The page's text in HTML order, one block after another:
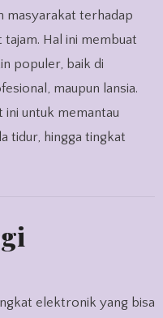
masyarakat terhadap
Hal ini membuat
populer, baik di
maupun lansia.
untuk memantau
tidur, hingga tingkat
elektronik yang bisa